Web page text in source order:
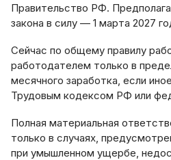
Правительство РФ.
закона в силу — 1 марта 2027
Сейчас по общему правилу
работодателем только в
месячного заработка, если
Трудовым кодексом РФ или
Полная материальная
только в случаях,
при умышленном ущербе,